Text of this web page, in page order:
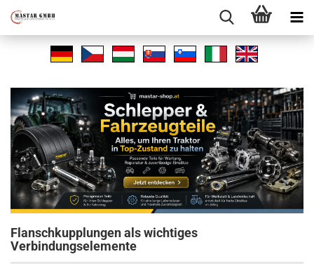
Flanschkupplungen als wichtiges
Verbindungselemente